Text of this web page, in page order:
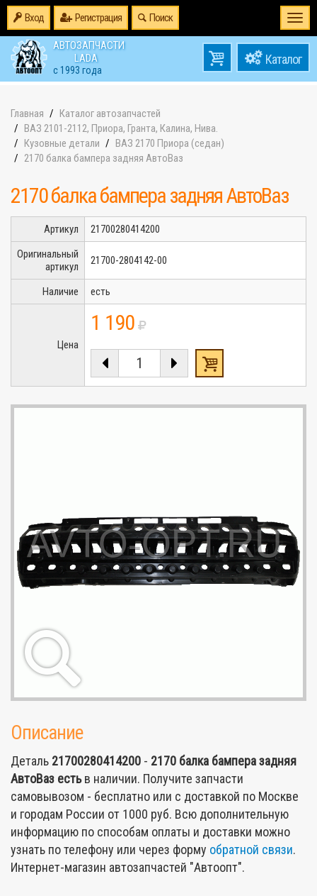
Вход Регистрация Поиск
АВТОЗАПЧАСТИ
LADA
с 1993 года
товаров0
на0
Главная
Каталог автозапчастей
ВАЗ 2101-2112, Приора, Гранта, Калина, Нива.
Кузовные детали
ВАЗ 2170 Приора (седан)
2170 балка бампера задняя АвтоВаз
2170 балка бампера задняя АвтоВаз
Артикул
21700280414200
Оригинальный
артикул
21700-2804142-00
Наличие есть
Цена
1 190
Описание
Деталь 21700280414200 - 2170 балка бампера задняя
АвтоВаз естьв наличии. Получите запчасти
самовывозом - бесплатно или с доставкой по Москве
и городам России от 1000 руб. Всю дополнительную
информацию по способам оплаты и доставки можно
узнать по телефону или через форму обратной связи.
Интернет-магазин автозапчастей "Автоопт".